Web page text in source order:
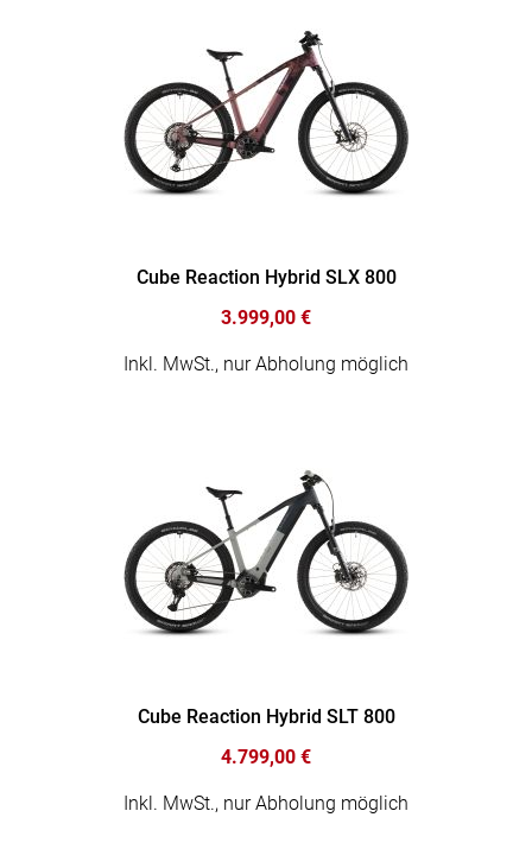
Cube Reaction Hybrid SLX 800
3.999,00 €
Inkl. MwSt., nur Abholung möglich
Cube Reaction Hybrid SLT 800
4.799,00 €
Inkl. MwSt., nur Abholung möglich